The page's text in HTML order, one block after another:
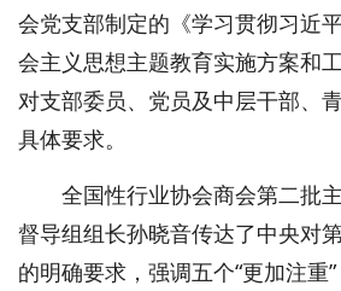
会党支部制定的《学习贯彻习近
会主义思想主题教育实施方案和
对支部委员、党员及中层干部、
具体要求。
全国性行业协会商会第二批
督导组组长孙晓音传达了中央对
的明确要求，强调五个“更加注重